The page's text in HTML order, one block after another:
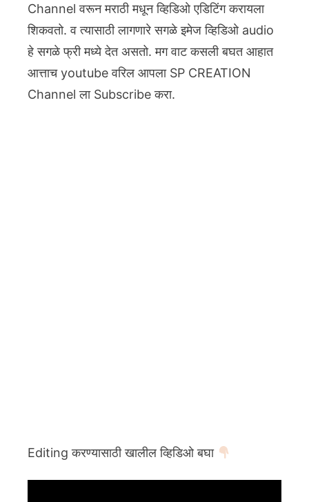
Channel वरून मराठी मधून व्हिडिओ एडिटिंग करायला
शिकवतो. व त्यासाठी लागणारे सगळे इमेज व्हिडिओ audio
हे सगळे फ्री मध्ये देत असतो. मग वाट कसली बघत आहात
आत्ताच youtube वरिल आपला SP CREATION
Channel ला Subscribe करा.
Editing करण्यासाठी खालील व्हिडिओ बघा